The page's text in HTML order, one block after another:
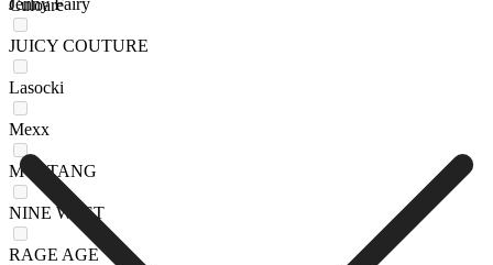
JUICY COUTURE
Lasocki
Mexx
MUSTANG
NINE WEST
RAGE AGE
Culoare